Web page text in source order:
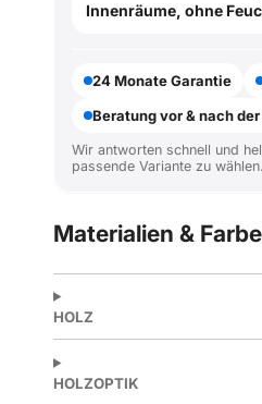
Innenräume, ohne
24 Monate Garantie
Beratung vor & nach
Wir antworten schnell und
passende Variante zu wählen.
Materialien &
HOLZ
HOLZOPTIK